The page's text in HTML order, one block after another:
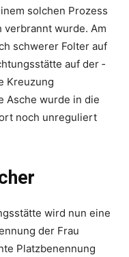
­solchen Prozess
wurde. Am
schwerer Folter auf
auf der
Kreuzung
Asche wurde in die
noch unreguliert
wird nun eine
der Frau
Platzbenennung